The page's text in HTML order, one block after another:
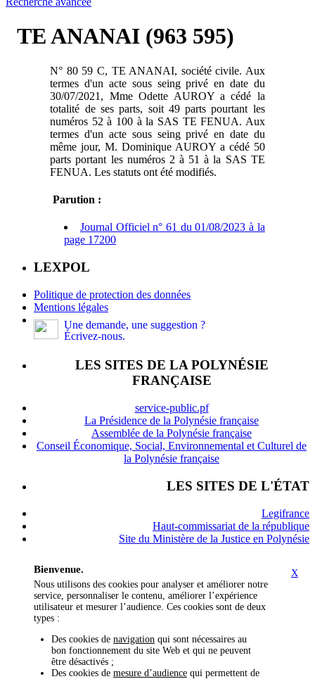
TE ANANAI (963 595)
N° 80 59 C, TE ANANAI, société civile. Aux
termes d'un acte sous seing privé en date du
30/07/2021, Mme Odette AUROY a cédé la
totalité de ses parts, soit 49 parts pourtant les
numéros 52 à 100 à la SAS TE FENUA. Aux
termes d'un acte sous seing privé en date du
même jour, M. Dominique AUROY a cédé 50
parts portant les numéros 2 à 51 à la SAS TE
FENUA. Les statuts ont été modifiés.
Parution :
Journal Officiel n° 61 du 01/08/2023 à la
page 17200
LEXPOL
Politique de protection des données
Mentions légales
Une demande, une suggestion ?
Écrivez-nous.
LES SITES DE LA POLYNÉSIE
FRANÇAISE
service-public.pf
La Présidence de la Polynésie française
Assemblée de la Polynésie française
Conseil Économique, Social, Environnemental et Culturel de
la Polynésie française
LES SITES DE L'ÉTAT
Legifrance
Haut-commissariat de la république
Site du Ministère de la Justice en Polynésie
X
Bienvenue.
Nous utilisons des cookies pour analyser et améliorer notre
service, personnaliser le contenu, améliorer l’expérience
utilisateur et mesurer l’audience. Ces cookies sont de deux
types :
Des cookies de navigation qui sont nécessaires au
bon fonctionnement du site Web et qui ne peuvent
être désactivés ;
Des cookies de mesure d’audience qui permettent de